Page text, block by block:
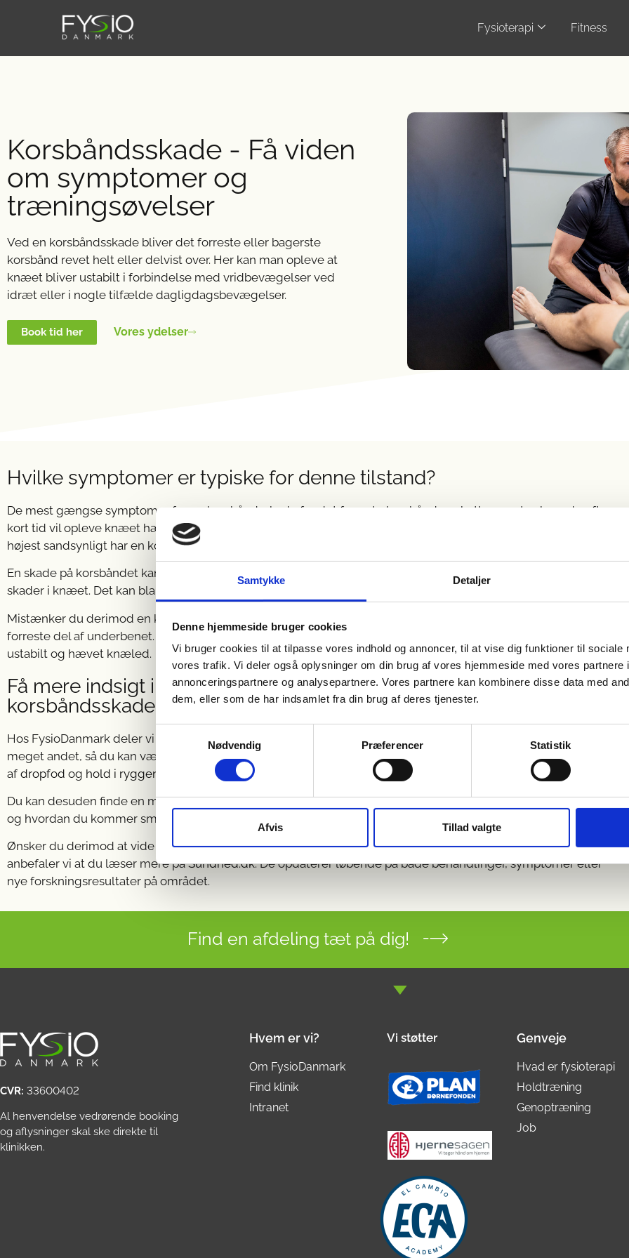
Samtykke Detaljer
Denne hjemmeside bruger cookies
Vi bruger cookies til at tilpasse vores indhold og annoncer, til at vise dig funktioner til sociale
vores trafik. Vi deler også oplysninger om din brug af vores hjemmeside med vores partnere
annonceringspartnere og analysepartnere. Vores partnere kan kombinere disse data med
dem, eller som de har indsamlet fra din brug af deres tjenester.
Nødvendig
Præferencer Statistik
Afvis Tillad valgte
Fysioterapi Fitness
Korsbåndsskade - Få viden
om symptomer og
træningsøvelser
Ved en korsbåndsskade bliver det forreste eller bagerste
korsbånd revet helt eller delvist over. Her kan man opleve at
knæet bliver ustabilt i forbindelse med vridbevægelser ved
idræt eller i nogle tilfælde dagligdagsbevægelser.
Book tid her Vores ydelser
Hvilke symptomer er typiske for denne tilstand?
De mest gængse symptomer for en korsbåndsskade for det forreste korsbånd er akutte smerter, hvor du efter
kort tid vil opleve knæet hæver.Her skal man særligt være opmærksom på, hvis knæet hæver hurtigt op, at du
højest sandsynligt har en korsbåndsskade.
En skade på korsbåndet kan forekomme alene, men det er mere almindeligt at der samtidig opstår andre
skader i knæet. Det kan blandt andet være skader på menisk, ledfladen, sideledbånd og ledkapsel.
Mistænker du derimod en korsbåndsskade på bagerste korsbånd, opstår skaden typisk efter et slag mod
forreste del af underbenet. Umiddelbart efter vil du opleve symptomer som kraftige smerter i knæet, samt et
ustabilt og hævet knæled.
Få mere indsigt i andre lidelser eller fordyb dig i emnet om
korsbåndsskader
Hos FysioDanmark deler vi løbende ud af vores viden om skader, bevægelsesbesvær, træningsøvelser og
meget andet, så du kan være opdateret på de seneste sundhedsnyheder. Uanset om du vil lære om behandling
af dropfod og hold i ryggen eller have hjælp til
Du kan desuden finde en masse god viden herinde i alt fra:Bækkenløsning symptomer,fibromyalgi symptomer
og hvordan du kommer smerter til livs med
Ønsker du derimod at vide endnu mere om korsbåndsskader, herunder symptomer eller årsager til dette, så
anbefaler vi at du læser mere påSundhed.dk. De opdaterer løbende på både behandlinger, symptomer eller
nye forskningsresultater på området.
Find en afdeling tæt på dig!
CVR: 33600402
Al henvendelse vedrørende booking
og aflysninger skal ske direkte til
klinikken.
Hvem er vi?
Om FysioDanmark
Find klinik
Intranet
Vi støtter Genveje
Hvad er fysioterapi
Holdtræning
Genoptræning
Job